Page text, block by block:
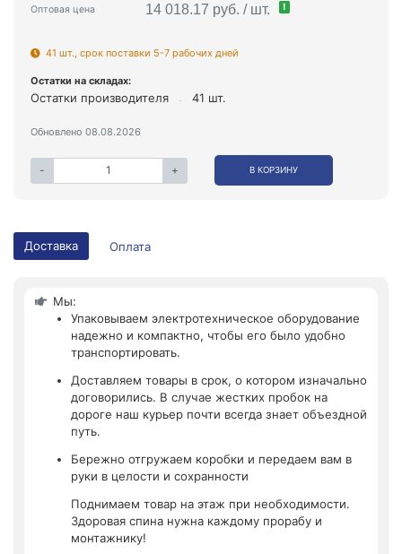
Оптовая цена 14 018.17 руб. / шт. !
41 шт., срок поставки 5-7 рабочих дней
Остатки на складах:
Остатки производителя 41 шт.
Обновлено 08.08.2026
- + В КОРЗИНУ
Доставка Оплата
Мы:
Упаковываем электротехническое оборудование
надежно и компактно, чтобы его было удобно
транспортировать.
Доставляем товары в срок, о котором изначально
договорились. В случае жестких пробок на
дороге наш курьер почти всегда знает объездной
путь.
Бережно отгружаем коробки и передаем вам в
руки в целости и сохранности
Поднимаем товар на этаж при необходимости.
Здоровая спина нужна каждому прорабу и
монтажнику!